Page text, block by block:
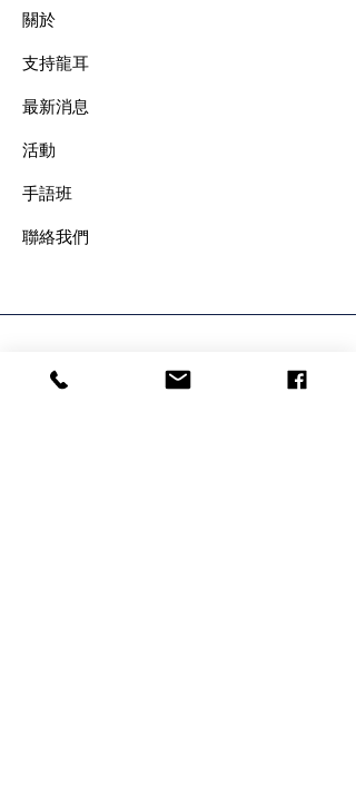
關於
支持龍耳
最新消息
​活動
手語班
​聯絡我們